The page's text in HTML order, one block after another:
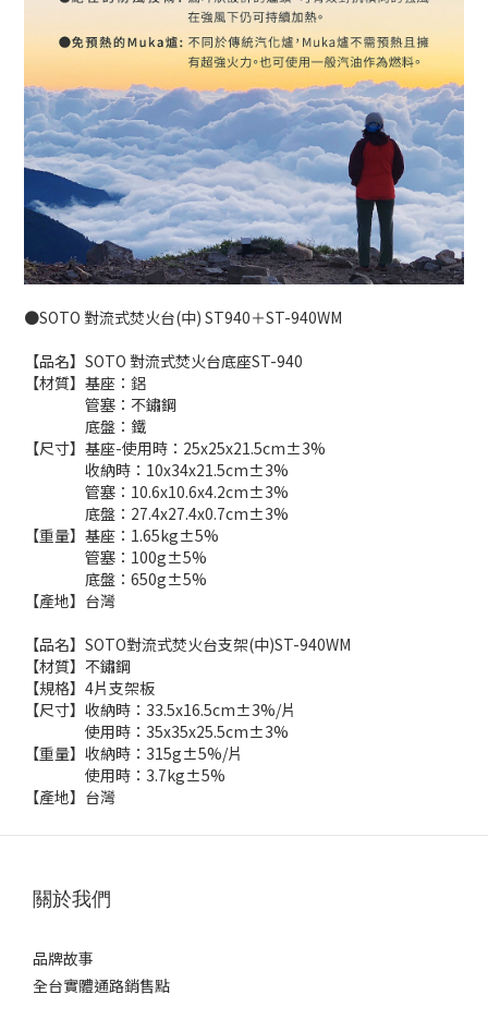
●SOTO 對流式焚火台(中) ST940＋ST-940WM
【品名】SOTO 對流式焚火台底座ST-940
【材質】基座：鋁
管塞：不鏽鋼
底盤：鐵
【尺寸】基座-使用時：25x25x21.5cm±3%
收納時：10x34x21.5cm±3%
管塞：10.6x10.6x4.2cm±3%
底盤：27.4x27.4x0.7cm±3%
【重量】基座：1.65kg±5%
管塞：100g±5%
底盤：650g±5%
【產地】台灣
【品名】SOTO對流式焚火台支架(中)ST-940WM
【材質】不鏽鋼
【規格】4片支架板
【尺寸】收納時：33.5x16.5cm±3%/片
使用時：35x35x25.5cm±3%
【重量】收納時：315g±5%/片
使用時：3.7kg±5%
【產地】台灣
關於我們
品牌故事
全台實體通路銷售點